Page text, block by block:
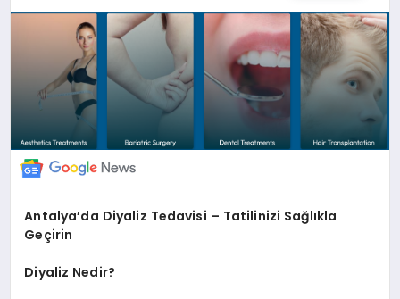
MAGAZİN
EĞİTİM
Antalya’da Diyaliz Tedavisi – Tatilinizi Sağlıkla
Geçirin
Diyaliz Nedir?